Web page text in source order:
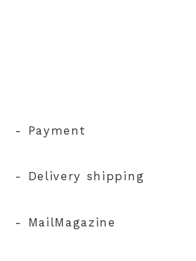
- Payment
- Delivery shipping
- MailMagazine